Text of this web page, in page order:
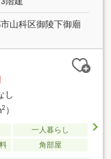
山科区御陵下御廟
し
2）
一人暮らし
角部屋